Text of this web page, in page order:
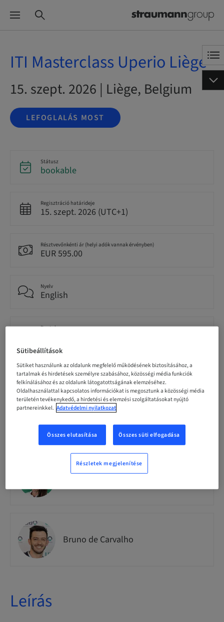
ITI Masterclass Uperio Liège
15. szept. 2026 | Liège, Belgium
LEFOGLALÁS MOST
Státusz
bookable
Regisztráció határideje
15. szept. 2026 (UTC+1)
Résztvevőnkénti ár (helyi adók vannak érvényben)
EUR 595.00
Nyelv
English
Pontok
Célközönség
National
Előadó(k)
Bruno de Carvalho
Leírás
Sütibeállítások
Sütiket használunk az oldalunk megfelelő működésének biztosításához, a
tartalmak és hirdetések személyre szabásához, közösségi média funkciók
felkínálásához és az oldalunk látogatottságának elemzéséhez.
Oldalhasználattal kapcsolatos információkat is megosztunk a közösségi média
területén tevékenykedő, a hirdetési és elemzési szolgáltatásokat nyújtó
partnereinkkel. Adatvédelmi nyilatkozat
Összes elutasítása Összes süti elfogadása
Részletek megjelenítése